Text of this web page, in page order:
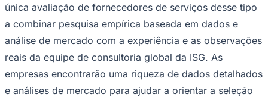
Flamengo
única avaliação de fornecedores de serviços desse tipo
a combinar pesquisa empírica baseada em dados e
análise de mercado com a experiência e as observações
reais da equipe de consultoria global da ISG. As
empresas encontrarão uma riqueza de dados detalhados
e análises de mercado para ajudar a orientar a seleção